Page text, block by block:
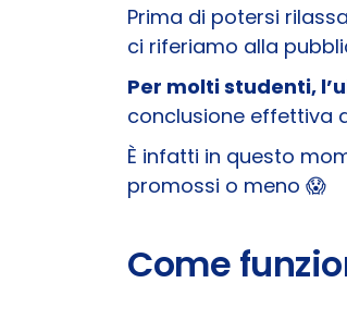
Prima di potersi
ci riferiamo alla
Per molti studenti,
conclusione effettiva
È infatti in questo
promossi o meno 😱​
Come